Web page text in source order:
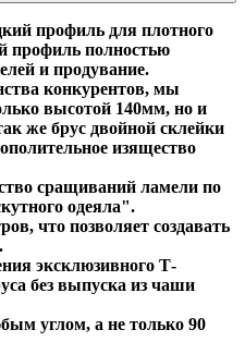
профиль для плотного
профиль полностью
и продувание.
конкурентов, мы
высотой 140мм, но и
же брус двойной склейки
изящество
сращиваний ламели по
одеяла".
что позволяет создавать
эксклюзивного Т-
без выпуска из чаши
углом, а не только 90